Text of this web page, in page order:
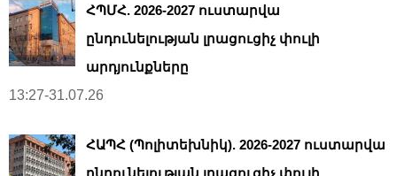
ՀՊՄՀ. 2026-2027 ուստարվա
ընդունելության լրացուցիչ փուլի
արդյունքները
13:27-31.07.26
ՀԱՊՀ (Պոլիտեխնիկ). 2026-2027 ուստարվա
ընդունելության լրացուցիչ փուլի